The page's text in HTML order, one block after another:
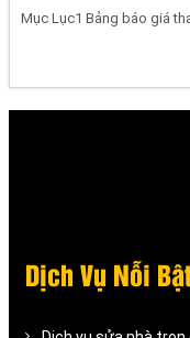
Mục Lục1 Bảng báo giá
Dịch Vụ Nỗi